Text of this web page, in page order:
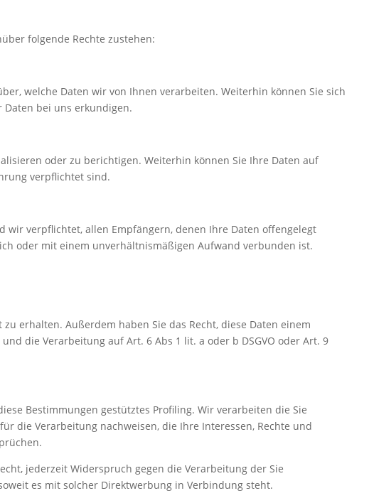
folgende Rechte zustehen:
welche Daten wir von Ihnen verarbeiten. Weiterhin können Sie sich
bei uns erkundigen.
oder zu berichtigen. Weiterhin können Sie Ihre Daten auf
verpflichtet sind.
wir verpflichtet, allen Empfängern, denen Ihre Daten offengelegt
oder mit einem unverhältnismäßigen Aufwand verbunden ist.
erhalten. Außerdem haben Sie das Recht, diese Daten einem
die Verarbeitung auf Art. 6 Abs 1 lit. a oder b DSGVO oder Art. 9
Bestimmungen gestütztes Profiling. Wir verarbeiten die Sie
die Verarbeitung nachweisen, die Ihre Interessen, Rechte und
jederzeit Widerspruch gegen die Verarbeitung der Sie
es mit solcher Direktwerbung in Verbindung steht.